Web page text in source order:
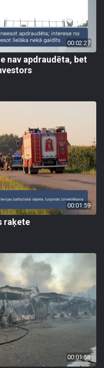
00:02:27
nav apdraudēta, bet
00:01:59
raķete
00:01:58